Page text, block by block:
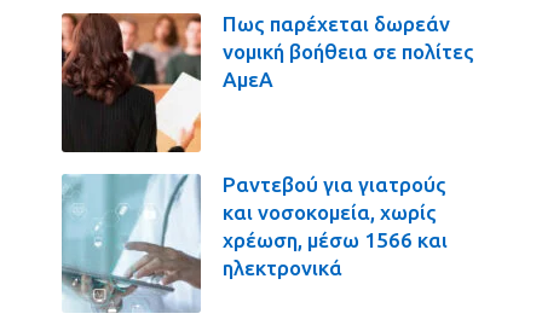
Πως παρέχεται δωρεάν
νομική βοήθεια σε πολίτες
ΑμεΑ
Ραντεβού για γιατρούς
και νοσοκομεία, χωρίς
χρέωση, μέσω 1566 και
ηλεκτρονικά